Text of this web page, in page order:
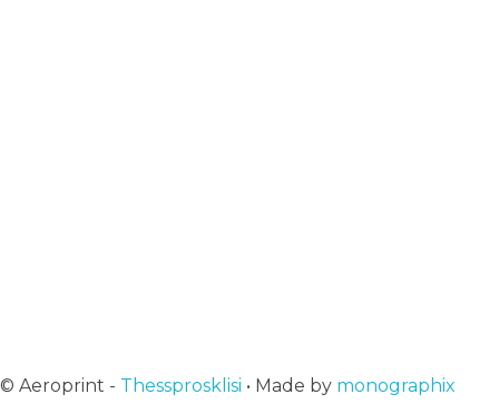
© Aeroprint - Thessprosklisi • Made by monographix